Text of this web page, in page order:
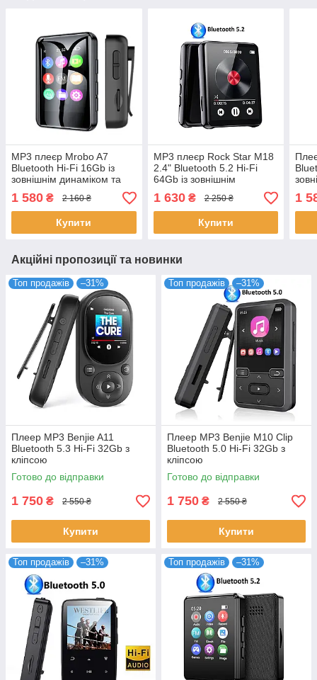
MP3 плеєр Mrobo A7
Bluetooth Hi-Fi 16Gb із
зовнішнім динаміком та
кліпсою
1 580 ₴ 2 160 ₴
Купити
MP3 плеєр Rock Star M18
2.4" Bluetooth 5.2 Hi-Fi
64Gb із зовнішнім
динаміком металевий
1 630₴ 2 250 ₴
Купити
1
Акційні пропозиції та новинки
Топ продажів –31%
Плеер MP3 Benjie A11
Bluetooth 5.3 Hi-Fi 32Gb з
кліпсою
Готово до відправки
1 750 ₴ 2 550 ₴
Купити
Топ продажів –31%
Плеер MP3 Benjie M10 Clip
Bluetooth 5.0 Hi-Fi 32Gb з
кліпсою
Готово до відправки
1 750 ₴ 2 550 ₴
Купити
Топ продажів –31% Топ продажів –31%